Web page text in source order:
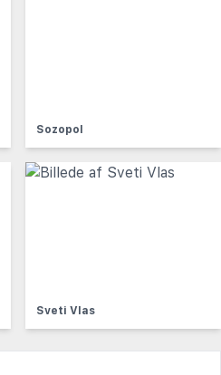
Sozopol
Sveti Vlas